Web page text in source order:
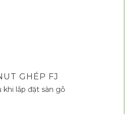
GHÉP FJ
lắp đặt sàn gỗ